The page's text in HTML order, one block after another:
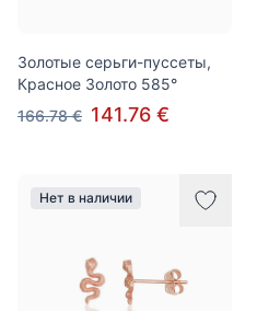
Золотые серьги-пуссеты,
Красное Золото 585°
166.78 € 141.76 €
Нет в наличии